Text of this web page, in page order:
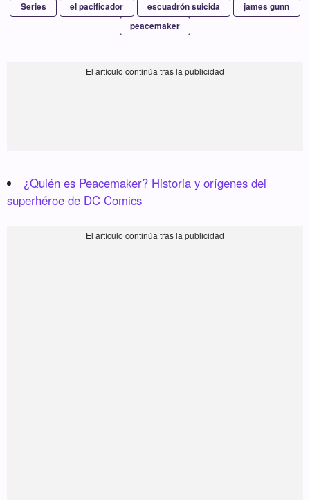
Series el pacificador escuadrón suicida
james gunn
peacemaker
¿Quién es Peacemaker? Historia y orígenes del
superhéroe de DC Comics